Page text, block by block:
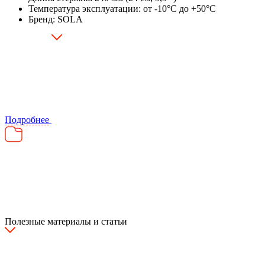
Температура эксплуатации: от -10°C до +50°C
Бренд: SOLA
Подробнее
Полезные материалы и статьи